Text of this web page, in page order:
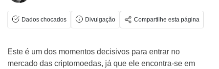
Dados chocados Divulgação Compartilhe esta página
Este é um dos momentos decisivos para entrar no
mercado das criptomoedas, já que ele encontra-se em